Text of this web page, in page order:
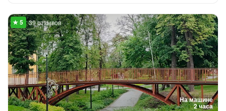
На машине
2 часа
39 отзывов